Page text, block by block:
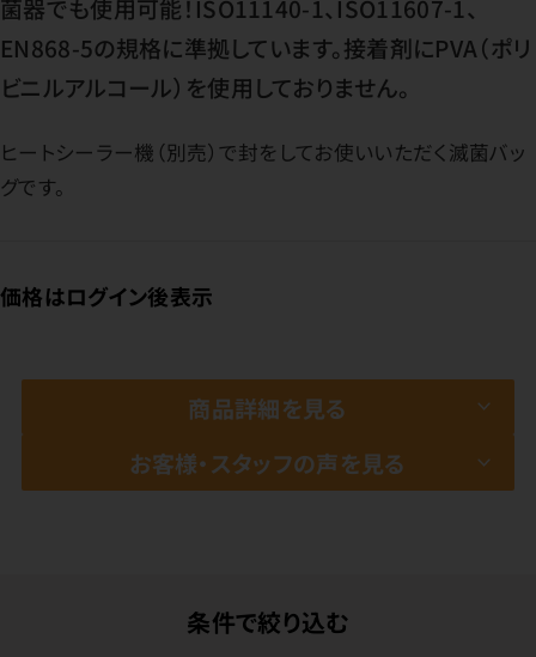
菌器でも使用可能！ISO11140-1、ISO11607-1、
EN868-5の規格に準拠しています。接着剤にPVA（ポリ
ビニルアルコール）を使用しておりません。
ヒートシーラー機（別売）で封をしてお使いいただく滅菌バッ
グです。
価格はログイン後表示
商品詳細を見る
お客様・スタッフの声を見る
条件で絞り込む